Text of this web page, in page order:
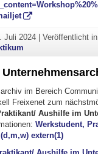
Juli 2024| Veröffentlicht in
im Bereich
Freixenet zum
Aushilfe im
Werkstudent,
extern(1)